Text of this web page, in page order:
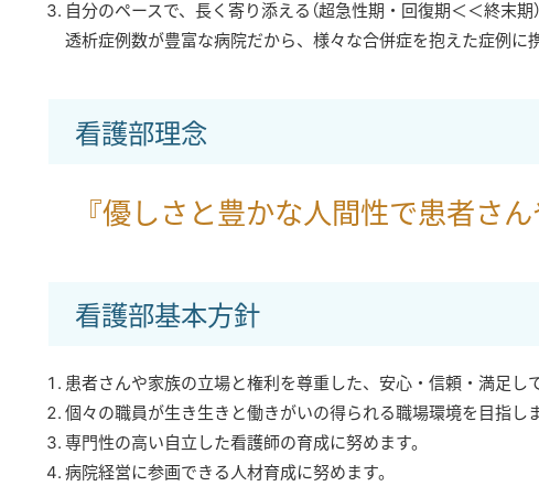
自分のペースで、長く寄り添える（超急性期・回復期＜＜終末期）
透析症例数が豊富な病院だから、様々な合併症を抱えた症例に
看護部理念
『優しさと豊かな人間性で患者さ
看護部基本方針
患者さんや家族の立場と権利を尊重した、安心・信頼・満足し
個々の職員が生き生きと働きがいの得られる職場環境を目指しま
専門性の高い自立した看護師の育成に努めます。
病院経営に参画できる人材育成に努めます。